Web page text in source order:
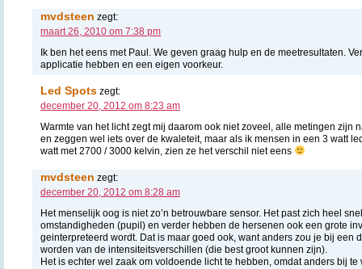
mvdsteen zegt:
maart 26, 2010 om 7:38 pm
Ik ben het eens met Paul. We geven graag hulp en de meetresultaten.
applicatie hebben en een eigen voorkeur.
Led Spots zegt:
december 20, 2012 om 8:23 am
Warmte van het licht zegt mij daarom ook niet zoveel, alle metingen zijn
en zeggen wel iets over de kwaleteit, maar als ik mensen in een 3 watt
watt met 2700 / 3000 kelvin, zien ze het verschil niet eens
mvdsteen zegt:
december 20, 2012 om 8:28 am
Het menselijk oog is niet zo’n betrouwbare sensor. Het past zich heel
omstandigheden (pupil) en verder hebben de hersenen ook een grote
geinterpreteerd wordt. Dat is maar goed ook, want anders zou je bij een
worden van de intensiteitsverschillen (die best groot kunnen zijn).
Het is echter wel zaak om voldoende licht te hebben, omdat anders bij